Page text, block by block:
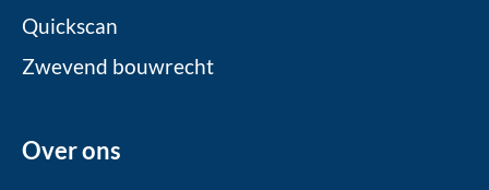
Quickscan
Zwevend bouwrecht
Over ons